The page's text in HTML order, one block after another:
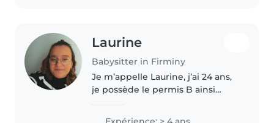
Laurine
Babysitter in Firminy
Je m’appelle Laurine, j’ai 24 ans,
je possède le permis B ainsi
plusieurs contrats auprès